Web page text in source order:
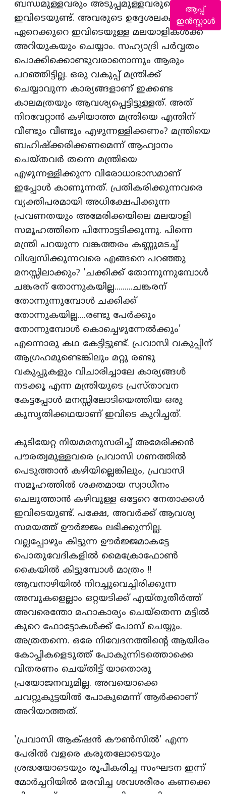
ബന്ധമുള്ളവരും അടുപ്പമുള്ളവരുമൊക്കെ
ഇവിടെയുണ്ട്‌. അവരുടെ ഉദ്ദേശലക്ഷ്യങ്ങള്‍
ഏറെക്കുറെ ഇവിടെയുള്ള മലയാളികള്‍ക്ക്‌
അറിയുകയും ചെയ്യാം. സഹ്യാദ്രി പര്‍വ്വതം
പൊക്കിക്കൊണ്ടുവരാനൊന്നും ആരും
പറഞ്ഞിട്ടില്ല. ഒരു വകുപ്പ്‌ മന്ത്രിക്ക്‌
ചെയ്യാവുന്ന കാര്യങ്ങളാണ്‌ ഇക്കണ്ട
കാലമത്രയും ആവശ്യപ്പെട്ടിട്ടുള്ളത്‌. അത്‌
നിറവേറ്റാന്‍ കഴിയാത്ത മന്ത്രിയെ എന്തിന്‌
വീണ്ടും വീണ്ടും എഴുന്നള്ളിക്കണം? മന്ത്രിയെ
ബഹിഷ്‌ക്കരിക്കണമെന്ന്‌ ആഹ്വാനം
ചെയ്‌തവര്‍ തന്നെ മന്ത്രിയെ
എഴുന്നള്ളിക്കുന്ന വിരോധാഭാസമാണ്‌
ഇപ്പോള്‍ കാണുന്നത്‌. പ്രതികരിക്കുന്നവരെ
വ്യക്തിപരമായി അധിക്ഷേപിക്കുന്ന
പ്രവണതയും അമേരിക്കയിലെ മലയാളി
സമൂഹത്തിനെ പിന്നോട്ടടിക്കുന്നു. പിന്നെ
മന്ത്രി പറയുന്ന വങ്കത്തരം കണ്ണുമടച്ച്‌
വിശ്വസിക്കുന്നവരെ എങ്ങനെ പറഞ്ഞു
മനസ്സിലാക്കും? 'ചക്കിക്ക്‌ തോന്നുന്നുമ്പോള്‍
ചങ്കരന്‌ തോന്നുകയില്ല.........ചങ്കരന്‌
തോന്നുന്നുമ്പോള്‍ ചക്കിക്ക്‌
തോന്നുകയില്ല....രണ്ടു പേര്‍ക്കും
തോന്നുമ്പോള്‍ കൊച്ചെഴുന്നേല്‍ക്കും'
എന്നൊരു കഥ കേട്ടിട്ടുണ്ട്‌. പ്രവാസി വകുപ്പിന്‌
ആഗ്രഹമുണ്ടെങ്കിലും മറ്റു രണ്ടു
വകുപ്പുകളും വിചാരിച്ചാലേ കാര്യങ്ങള്‍
നടക്കൂ എന്ന മന്ത്രിയുടെ പ്രസ്‌താവന
കേട്ടപ്പോള്‍ മനസ്സിലോടിയെത്തിയ ഒരു
കുസൃതിക്കഥയാണ്‌ ഇവിടെ കുറിച്ചത്‌.
കുടിയേറ്റ നിയമമനുസരിച്ച്‌ അമേരിക്കന്‍
പൗരത്വമുള്ളവരെ പ്രവാസി ഗണത്തില്‍
പെടുത്താന്‍ കഴിയില്ലെങ്കിലും, പ്രവാസി
സമൂഹത്തില്‍ ശക്തമായ സ്വാധീനം
ചെലുത്താന്‍ കഴിവുള്ള ഒട്ടേറെ നേതാക്കള്‍
ഇവിടെയുണ്ട്‌. പക്ഷേ, അവര്‍ക്ക്‌ ആവശ്യ
സമയത്ത്‌ ഊര്‍ജ്ജം ലഭിക്കുന്നില്ല.
വല്ലപ്പോഴും കിട്ടുന്ന ഊര്‍ജ്ജമാകട്ടേ
പൊതുവേദികളില്‍ മൈക്രോഫോണ്‍
കൈയില്‍ കിട്ടുമ്പോള്‍ മാത്രം !!
ആവനാഴിയില്‍ നിറച്ചുവെച്ചിരിക്കുന്ന
അമ്പുകളെല്ലാം ഒറ്റയടിക്ക്‌ എയ്‌തുതീര്‍ത്ത്‌
അവരെന്തോ മഹാകാര്യം ചെയ്‌തെന്ന മട്ടില്‍
കുറെ ഫോട്ടോകള്‍ക്ക്‌ പോസ്‌ ചെയ്യും.
അത്രതന്നെ. ഒരേ നിവേദനത്തിന്റെ ആയിരം
കോപ്പികളെടുത്ത്‌ പോകുന്നിടത്തൊക്കെ
വിതരണം ചെയ്‌തിട്ട്‌ യാതൊരു
പ്രയോജനവുമില്ല. അവയൊക്കെ
ചവറ്റുകുട്ടയില്‍ പോകുമെന്ന്‌ ആര്‍ക്കാണ്‌
അറിയാത്തത്‌.
'പ്രവാസി ആക്‌ഷന്‍ കൗണ്‍സില്‍' എന്ന
പേരില്‍ വളരെ കരുതലോടെയും
ശ്രദ്ധയോടെയും രൂപീകരിച്ച സംഘടന ഇന്ന്‌
മോര്‍ച്ചറിയില്‍ മരവിച്ച ശവശരീരം കണക്കെ
ആപ്പ്
ഇൻസ്റ്റാൾ